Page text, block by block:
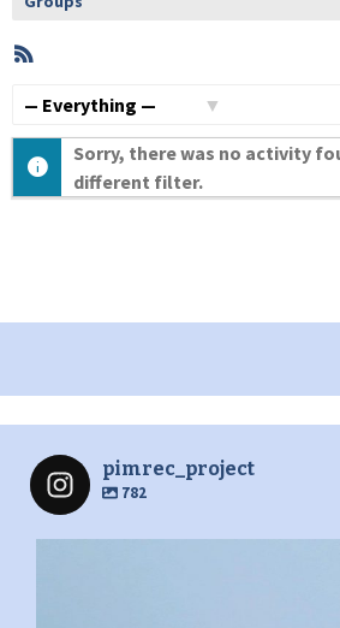
Member
Activities
Sorry, there was no activity
different filter.
pimrec_project
782